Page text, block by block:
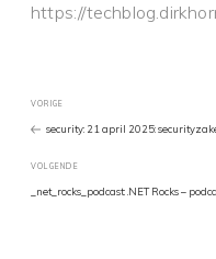
https://
Bericht
navigatie
Vorig
bericht
VORIGE
security: 21 april 2025:
Volgend
Bericht
VOLGENDE
_net_rocks_podcast: .NET Rocks –